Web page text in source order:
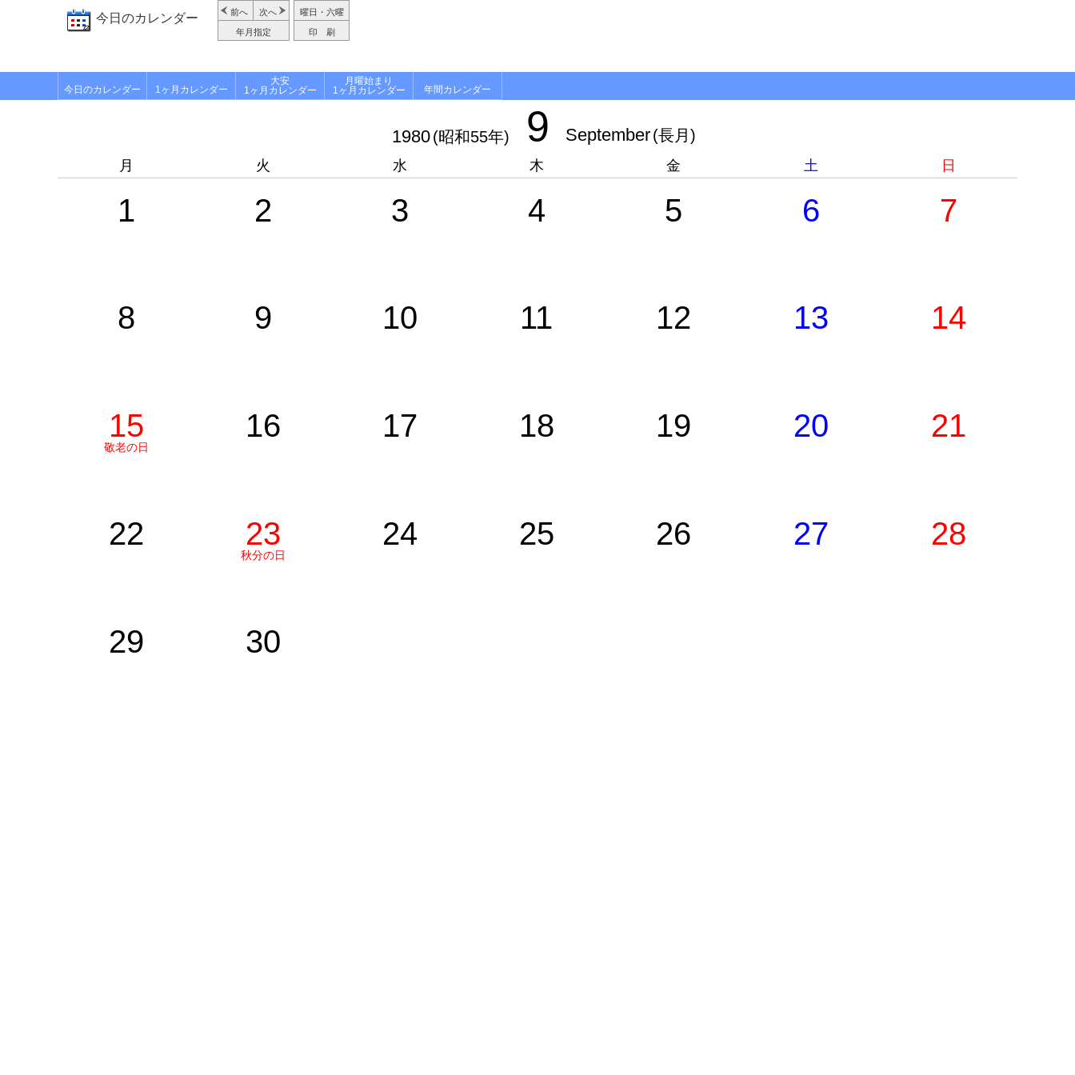
今日のカレンダー 前へ 次へ
年月指定
曜日・六曜
印 刷
今日のカレンダー 1ヶ月カレンダー
大安
1ヶ月カレンダー
月曜始まり
1ヶ月カレンダー
年間カレンダー
1980(昭和55年) 9 September(長月)
月 火 水 木 金 土 日
1 2 3 4 5 6 7
8 9 10 11 12 13 14
15
敬老の日
16 17 18 19 20 21
22 23
秋分の日
24 25 26 27 28
29 30